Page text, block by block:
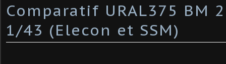
Comparatif URAL375 BM
1/43 (Elecon et SSM)